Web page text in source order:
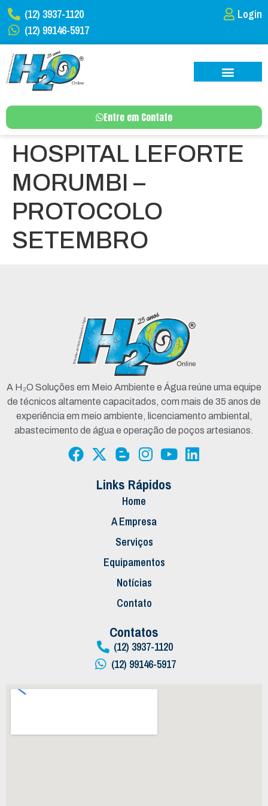
(12) 3937-1120
(12) 99146-5917
Login
Entre em Contato
HOSPITAL LEFORTE
MORUMBI –
PROTOCOLO
SETEMBRO
A H₂O Soluções em Meio Ambiente e Água reúne uma equipe
de técnicos altamente capacitados, com mais de 35 anos de
experiência em meio ambiente, licenciamento ambiental,
abastecimento de água e operação de poços artesianos.
Links Rápidos
Home
A Empresa
Serviços
Equipamentos
Notícias
Contato
Contatos
(12) 3937-1120
(12) 99146-5917